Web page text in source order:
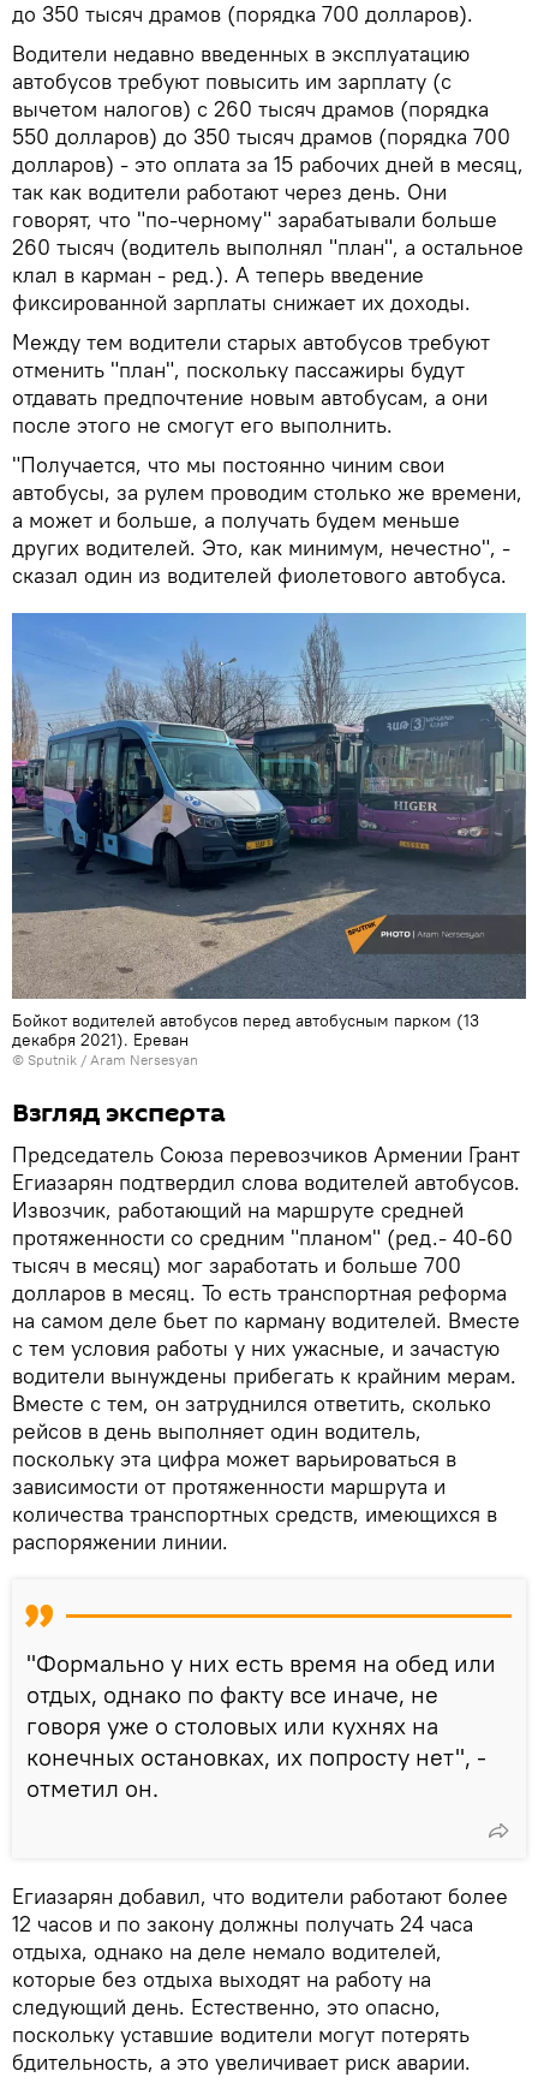
до 350 тысяч драмов (порядка 700 долларов).
Водители недавно введенных в эксплуатацию
автобусов требуют повысить им зарплату (с
вычетом налогов) с 260 тысяч драмов (порядка
550 долларов) до 350 тысяч драмов (порядка 700
долларов) - это оплата за 15 рабочих дней в месяц,
так как водители работают через день. Они
говорят, что "по-черному" зарабатывали больше
260 тысяч (водитель выполнял "план", а остальное
клал в карман - ред.). А теперь введение
фиксированной зарплаты снижает их доходы.
Между тем водители старых автобусов требуют
отменить "план", поскольку пассажиры будут
отдавать предпочтение новым автобусам, а они
после этого не смогут его выполнить.
"Получается, что мы постоянно чиним свои
автобусы, за рулем проводим столько же времени,
а может и больше, а получать будем меньше
других водителей. Это, как минимум, нечестно", -
сказал один из водителей фиолетового автобуса.
Бойкот водителей автобусов перед автобусным парком (13
декабря 2021). Еревaн
© Sputnik / Aram Nersesyan
Взгляд эксперта
Председатель Союза перевозчиков Армении Грант
Егиазарян подтвердил слова водителей автобусов.
Извозчик, работающий на маршруте средней
протяженности со средним "планом" (ред.- 40-60
тысяч в месяц) мог заработать и больше 700
долларов в месяц. То есть транспортная реформа
на самом деле бьет по карману водителей. Вместе
с тем условия работы у них ужасные, и зачастую
водители вынуждены прибегать к крайним мерам.
Вместе с тем, он затруднился ответить, сколько
рейсов в день выполняет один водитель,
поскольку эта цифра может варьироваться в
зависимости от протяженности маршрута и
количества транспортных средств, имеющихся в
распоряжении линии.
"Формально у них есть время на обед или
отдых, однако по факту все иначе, не
говоря уже о столовых или кухнях на
конечных остановках, их попросту нет", -
отметил он.
Егиазарян добавил, что водители работают более
12 часов и по закону должны получать 24 часа
отдыха, однако на деле немало водителей,
которые без отдыха выходят на работу на
следующий день. Естественно, это опасно,
поскольку уставшие водители могут потерять
бдительность, а это увеличивает риск аварии.